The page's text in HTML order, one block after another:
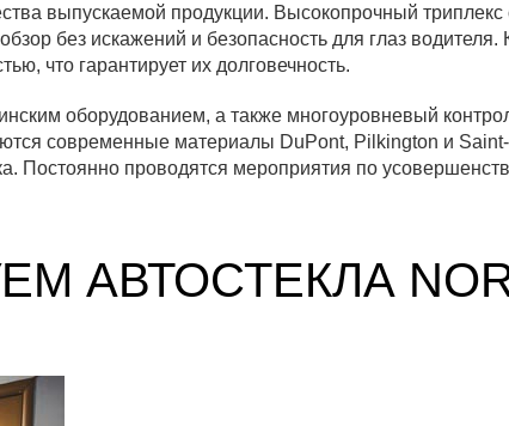
выпускаемой продукции. Высокопрочный
без искажений и безопасность для глаз
что гарантирует их долговечность.
оборудованием, а также многоуровневый
современные материалы DuPont, Pilkington и
Постоянно проводятся мероприятия по
АВТОСТЕКЛА